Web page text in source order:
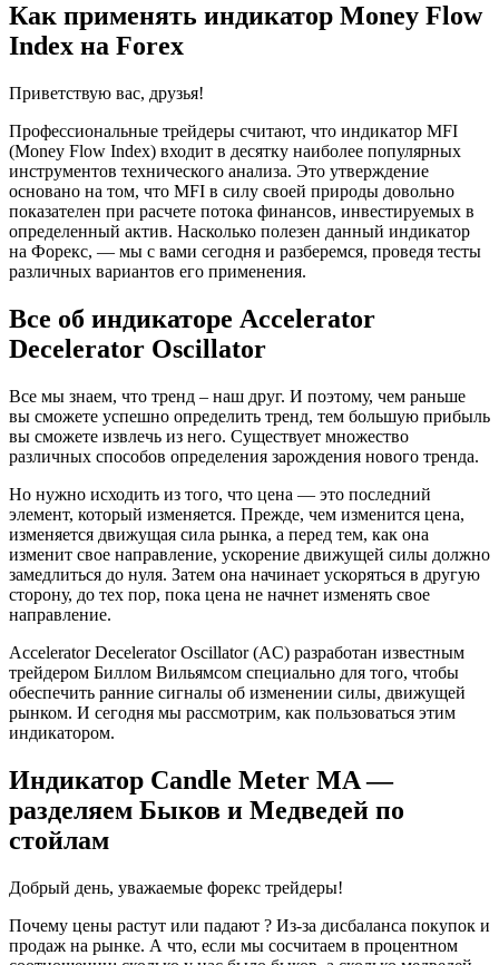
Как применять индикатор Money Flow
Index на Forex
Приветствую вас, друзья!
Профессиональные трейдеры считают, что индикатор MFI
(Money Flow Index) входит в десятку наиболее популярных
инструментов технического анализа. Это утверждение
основано на том, что MFI в силу своей природы довольно
показателен при расчете потока финансов, инвестируемых в
определенный актив. Насколько полезен данный индикатор
на Форекс, — мы с вами сегодня и разберемся, проведя тесты
различных вариантов его применения.
Все об индикаторе Accelerator
Decelerator Oscillator
Все мы знаем, что тренд – наш друг. И поэтому, чем раньше
вы сможете успешно определить тренд, тем большую прибыль
вы сможете извлечь из него. Существует множество
различных способов определения зарождения нового тренда.
Но нужно исходить из того, что цена — это последний
элемент, который изменяется. Прежде, чем изменится цена,
изменяется движущая сила рынка, а перед тем, как она
изменит свое направление, ускорение движущей силы должно
замедлиться до нуля. Затем она начинает ускоряться в другую
сторону, до тех пор, пока цена не начнет изменять свое
направление.
Accelerator Decelerator Oscillator (AC) разработан известным
трейдером Биллом Вильямсом специально для того, чтобы
обеспечить ранние сигналы об изменении силы, движущей
рынком. И сегодня мы рассмотрим, как пользоваться этим
индикатором.
Индикатор Candle Meter MA —
разделяем Быков и Медведей по
стойлам
Добрый день, уважаемые форекс трейдеры!
Почему цены растут или падают ? Из-за дисбаланса покупок и
продаж на рынке. А что, если мы сосчитаем в процентном